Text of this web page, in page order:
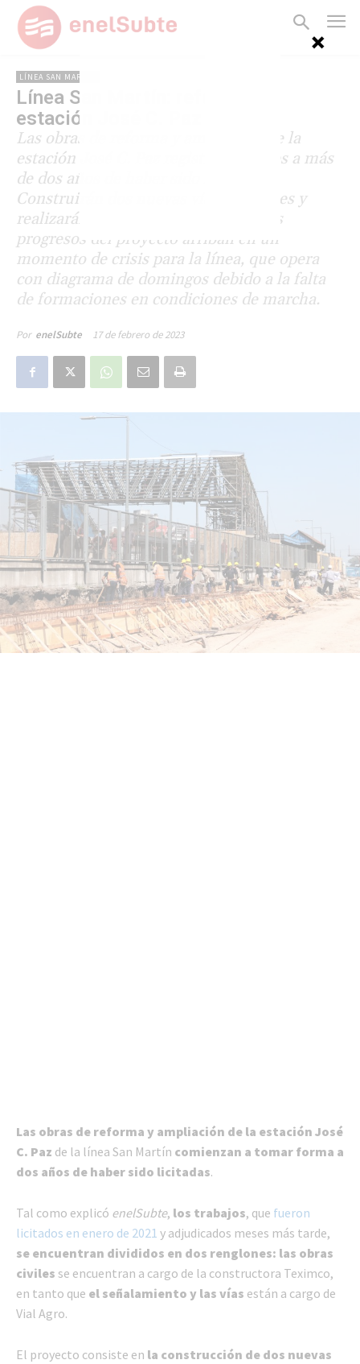
LÍNEA SAN MARTÍN
Línea San Martín: reforman la
estación José C. Paz
Las obras de reforma y ampliación de la
estación José C. Paz registran avances a más
de dos años de haber sido licitadas.
Construirán dos nuevas vías y andenes y
realizarán mejoras en el entorno. Los
progresos del proyecto arriban en un
momento de crisis para la línea, que opera
con diagrama de domingos debido a la falta
de formaciones en condiciones de marcha.
Por enelSubte 17 de febrero de 2023
Las obras de reforma y ampliación de la estación José
C. Paz de la línea San Martín comienzan a tomar forma a
dos años de haber sido licitadas.
Tal como explicó enelSubte, los trabajos, que fueron
licitados en enero de 2021 y adjudicados meses más tarde,
se encuentran divididos en dos renglones: las obras
civiles se encuentran a cargo de la constructora Teximco,
en tanto que el señalamiento y las vías están a cargo de
Vial Agro.
El proyecto consiste en la construcción de dos nuevas